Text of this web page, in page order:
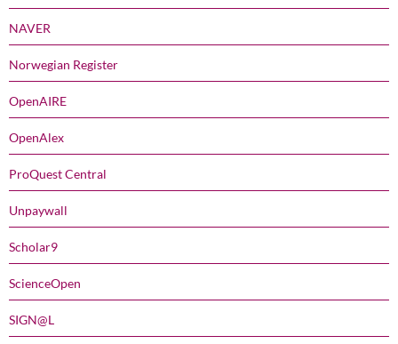
NAVER
Norwegian Register
OpenAIRE
OpenAlex
ProQuest Central
Unpaywall
Scholar9
ScienceOpen
SIGN@L